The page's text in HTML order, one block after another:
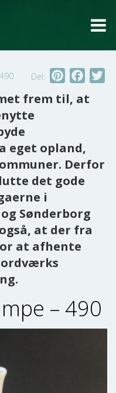
Del: Pinterest
frem til, at
eget opland,
Derfor
det gode
i
Sønderborg
at der fra
at afhente
– 490